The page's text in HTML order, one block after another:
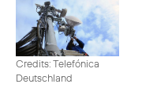
Credits: Telefónica
Deutschland